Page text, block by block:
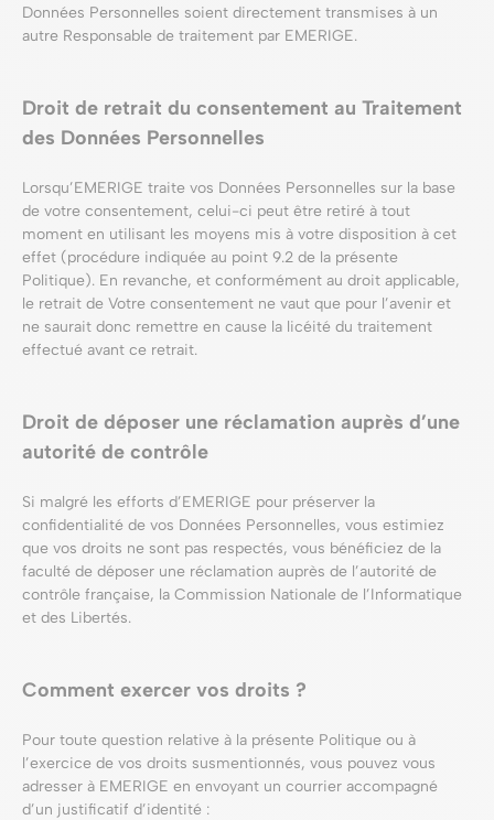
Données Personnelles soient directement transmises à un
autre Responsable de traitement par EMERIGE.
Droit de retrait du consentement au Traitement
des Données Personnelles
Lorsqu’EMERIGE traite vos Données Personnelles sur la base
de votre consentement, celui-ci peut être retiré à tout
moment en utilisant les moyens mis à votre disposition à cet
effet (procédure indiquée au point 9.2 de la présente
Politique). En revanche, et conformément au droit applicable,
le retrait de Votre consentement ne vaut que pour l’avenir et
ne saurait donc remettre en cause la licéité du traitement
effectué avant ce retrait.
Droit de déposer une réclamation auprès d’une
autorité de contrôle
Si malgré les efforts d’EMERIGE pour préserver la
confidentialité de vos Données Personnelles, vous estimiez
que vos droits ne sont pas respectés, vous bénéficiez de la
faculté de déposer une réclamation auprès de l’autorité de
contrôle française, la Commission Nationale de l’Informatique
et des Libertés.
Comment exercer vos droits ?
Pour toute question relative à la présente Politique ou à
l’exercice de vos droits susmentionnés, vous pouvez vous
adresser à EMERIGE en envoyant un courrier accompagné
d’un justificatif d’identité :